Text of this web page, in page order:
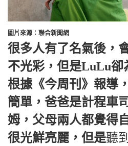
圖片來源：聯合新聞網
很多人有了名氣後，
不光彩，但是LuLu卻
根據《今周刊》報導
簡單，爸爸是計程車
姆，父母兩人都覺得
很光鮮亮麗，但是聽